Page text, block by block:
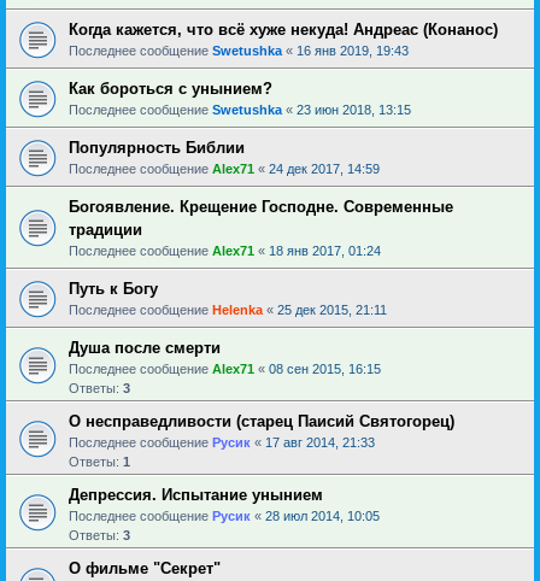
Когда кажется, что всё хуже некуда! Андреас (Конанос)
Последнее сообщение Swetushka « 16 янв 2019, 19:43
Как бороться с унынием?
Последнее сообщение Swetushka « 23 июн 2018, 13:15
Популярность Библии
Последнее сообщение Alex71 « 24 дек 2017, 14:59
Богоявление. Крещение Господне. Современные
традиции
Последнее сообщение Alex71 « 18 янв 2017, 01:24
Путь к Богу
Последнее сообщение Helenka « 25 дек 2015, 21:11
Душа после смерти
Последнее сообщение Alex71 « 08 сен 2015, 16:15
Ответы: 3
О несправедливости (старец Паисий Святогорец)
Последнее сообщение Русик « 17 авг 2014, 21:33
Ответы: 1
Депрессия. Испытание унынием
Последнее сообщение Русик « 28 июл 2014, 10:05
Ответы: 3
О фильме "Секрет"